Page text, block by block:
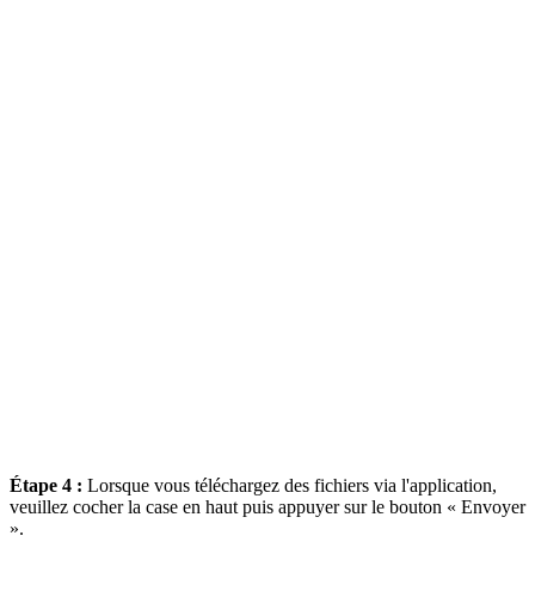
Étape 4 : Lorsque vous téléchargez des fichiers via l'application,
veuillez cocher la case en haut puis appuyer sur le bouton « Envoyer
».